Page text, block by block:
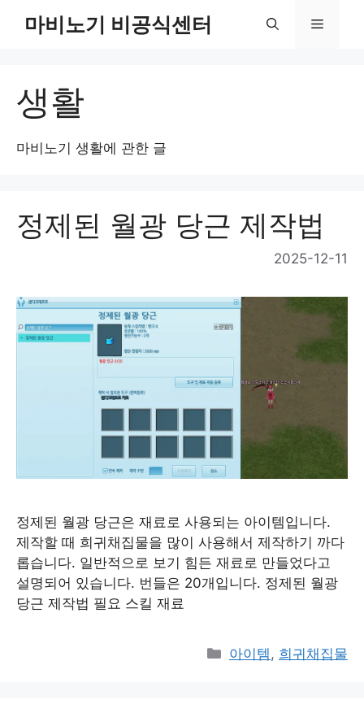
마비노기 비공식센터 Menu
생활
마비노기 생활에 관한 글
정제된 월광 당근 제작법
2025-12-11
정제된 월광 당근은 재료로 사용되는 아이템입니다.
제작할 때 희귀채집물을 많이 사용해서 제작하기 까다
롭습니다. 일반적으로 보기 힘든 재료로 만들었다고
설명되어 있습니다. 번들은 20개입니다. 정제된 월광
당근 제작법 필요 스킬 재료
Categories
아이템 , 희귀채집물